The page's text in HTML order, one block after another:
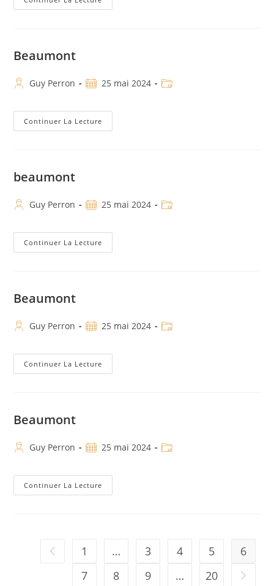
Beaumont
Guy Perron 25 mai 2024
Continuer La Lecture
beaumont
Guy Perron 25 mai 2024
Continuer La Lecture
Beaumont
Guy Perron 25 mai 2024
Continuer La Lecture
Beaumont
Guy Perron 25 mai 2024
Continuer La Lecture
1 … 3 4 5
6
7
8 9 … 20